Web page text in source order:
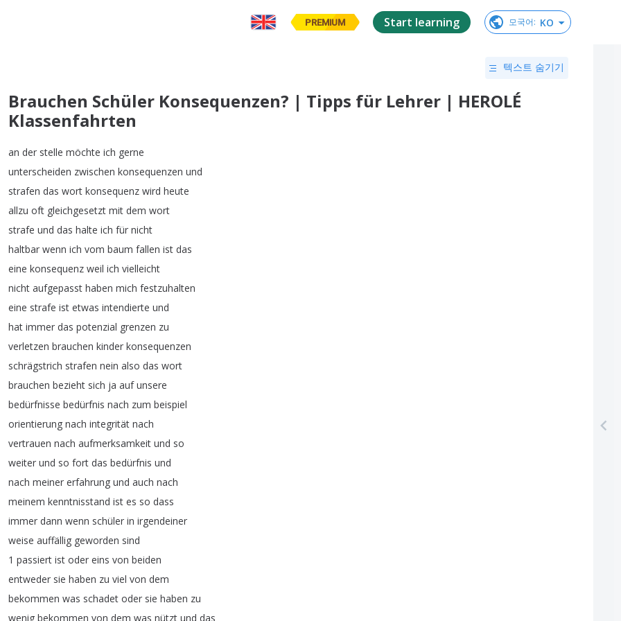
PREMIUM Start learning 모국어: KO
텍스트 숨기기
Brauchen Schüler Konsequenzen? | Tipps für Lehrer | HEROLÉ
Klassenfahrten
an der stelle möchte ich gerne
unterscheiden zwischen konsequenzen und
strafen das wort konsequenz wird heute
allzu oft gleichgesetzt mit dem wort
strafe und das halte ich für nicht
haltbar wenn ich vom baum fallen ist das
eine konsequenz weil ich vielleicht
nicht aufgepasst haben mich festzuhalten
eine strafe ist etwas intendierte und
hat immer das potenzial grenzen zu
verletzen brauchen kinder konsequenzen
schrägstrich strafen nein also das wort
brauchen bezieht sich ja auf unsere
bedürfnisse bedürfnis nach zum beispiel
orientierung nach integrität nach
vertrauen nach aufmerksamkeit und so
weiter und so fort das bedürfnis und
nach meiner erfahrung und auch nach
meinem kenntnisstand ist es so dass
immer dann wenn schüler in irgendeiner
weise auffällig geworden sind
1 passiert ist oder eins von beiden
entweder sie haben zu viel von dem
bekommen was schadet oder sie haben zu
wenig bekommen von dem was nützt und das